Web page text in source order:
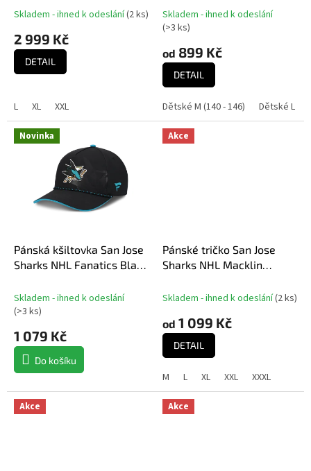
Home Jersey Teal
Průměrné
produktu
je
5,0
hvězdiček.
Skladem - ihned k odeslání(2 ks)
2 999 Kč
DETAIL
L XL XXL
Hockey Jersey
Průměrné
hodnocení
produktu
je
5,0
z
5
hvězdiček.
Skladem - ihned k odeslání
(>3 ks)
od 899 Kč
DETAIL
Dětské M (140 - 146) Dětské L
Novinka
Pánská kšiltovka San Jose
Sharks NHL Fanatics Black
2026 A-Frame Adjustable
Skladem - ihned k odeslání
(>3 ks)
1 079 Kč
Do košíku
Akce
Pánské tričko San Jose
Sharks NHL Macklin
Stack Name and Number
Skladem - ihned k odeslání(2 ks)
od 1 099 Kč
DETAIL
M L XL XXL XXXL
Akce Akce